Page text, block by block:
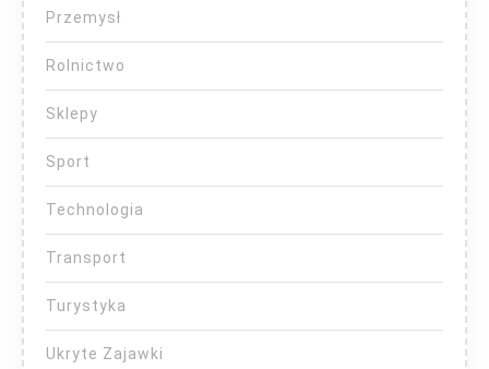
Przemysł
Rolnictwo
Sklepy
Sport
Technologia
Transport
Turystyka
Ukryte Zajawki